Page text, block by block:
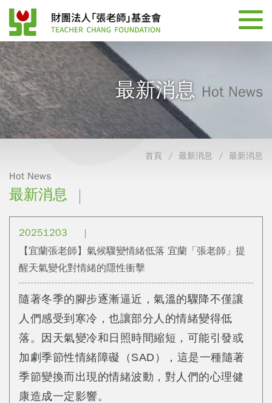
最新消息 Hot News
首頁 最新消息 最新消息
Hot News
最新消息
20251203
【宜蘭張老師】氣候驟變情緒低落 宜蘭「張老師」提
醒天氣變化對情緒的隱性衝擊
隨著冬季的腳步逐漸逼近，氣溫的驟降不僅讓
人們感受到寒冷，也讓部分人的情緒變得低
落。因天氣變冷和日照時間縮短，可能引發或
加劇季節性情緒障礙（SAD），這是一種隨著
季節變換而出現的情緒波動，對人們的心理健
康造成一定影響。